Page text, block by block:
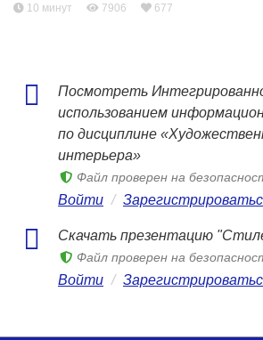
10 минут 7906 677
Посмотреть
использованием
по дисциплине
интерьера»
Файл проверен на
Войти /
Скачать презентацию
Файл проверен на
Войти /